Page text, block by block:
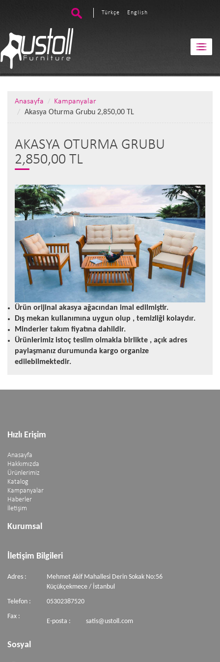
Türkçe English
Anasayfa
Kampanyalar
Akasya Oturma Grubu 2,850,00 TL
AKASYA OTURMA GRUBU
2,850,00 TL
Ürün orijinal akasya ağacından imal edilmiştir.
Dış mekan kullanımına uygun olup , temizliği kolaydır.
Minderler takım fiyatına dahildir.
Ürünlerimiz istoç teslim olmakla birlikte , açık adres
paylaşmanız durumunda kargo organize
edilebilmektedir.
Hızlı Erişim
Anasayfa
Hakkımızda
Ürünlerimiz
Katalog
Kampanyalar
Haberler
İletişim
Kurumsal
İletişim Bilgileri
Adres :
Mehmet Akif Mahallesi Derin Sokak No:56
Küçükçekmece / İstanbul
Telefon :
05302387520
Fax :
E-posta : satis@ustoll.com
Sosyal